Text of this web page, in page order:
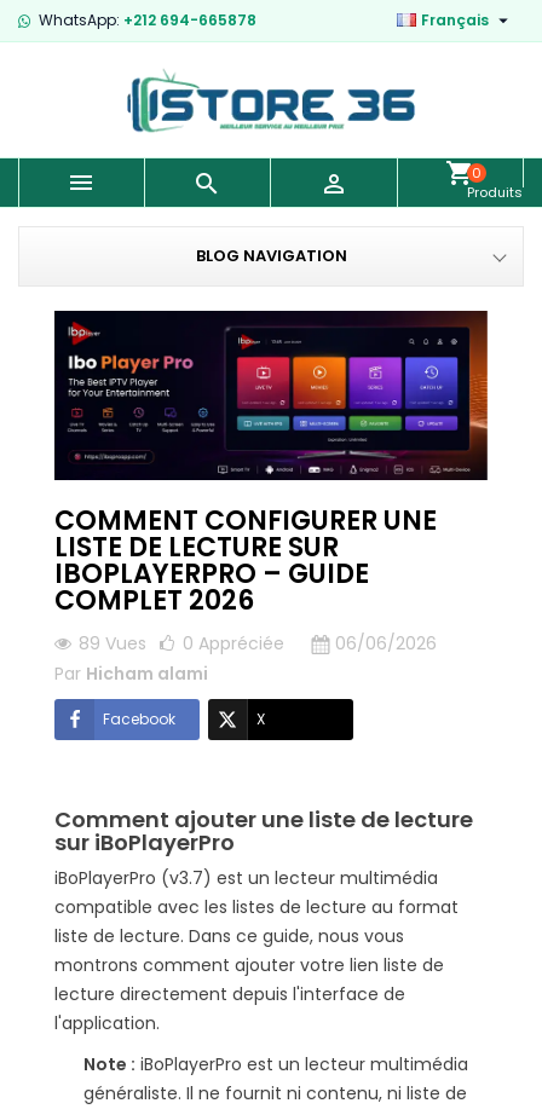
WhatsApp: +212 694-665878 Français 
  
0
Produits
-
0,00 €
BLOG NAVIGATION
COMMENT CONFIGURER UNE
LISTE DE LECTURE SUR
IBOPLAYERPRO – GUIDE
COMPLET 2026
89 Vues 0 Appréciée
06/06/2026
Par Hicham alami
Facebook X
Comment ajouter une liste de lecture
sur iBoPlayerPro
iBoPlayerPro (v3.7) est un lecteur multimédia
compatible avec les listes de lecture au format
liste de lecture. Dans ce guide, nous vous
montrons comment ajouter votre lien liste de
lecture directement depuis l'interface de
l'application.
Note : iBoPlayerPro est un lecteur multimédia
généraliste. Il ne fournit ni contenu, ni liste de